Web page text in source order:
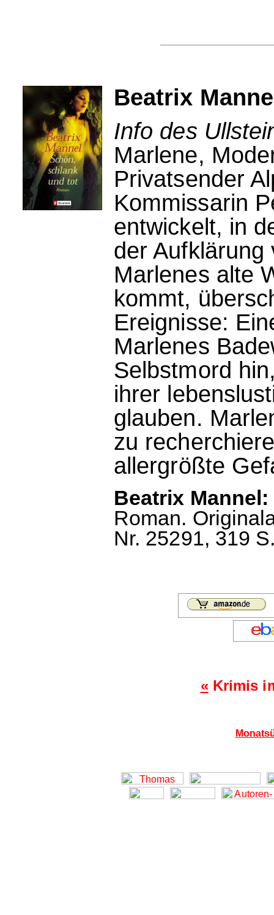
Beatrix
Info des
Marlene,
Privatsender
Kommissarin
entwickelt, in
der Aufklärung
Marlenes alte
kommt,
Ereignisse:
Marlenes
Selbstmord
ihrer
glauben.
zu
allergrößte
Beatrix
Roman.
Nr. 25291, 319
«Krimis